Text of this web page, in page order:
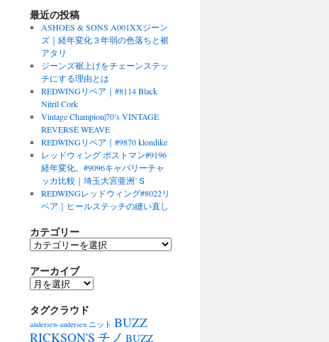
最近の投稿
ASHOES & SONS A001XXジーン
ズ｜経年変化３年弱の色落ちと裾
アタリ
ジーンズ裾上げをチェーンステッ
チにする理由とは
REDWINGリペア｜#8114 Black
Nitril Cork
Vintage Champion|70’s VINTAGE
REVERSE WEAVE
REDWINGリペア｜#9870 klondike
レッドウィング ポストマン#9196
経年変化。#9096キャバリーチャ
ッカ比較｜埼玉大宮亜洲’Ｓ
REDWINGレッドウィング#8022リ
ペア｜ヒールステッチの縫い直し
カテゴリー
カ
ゴ
リ
アーカイブ
ア
カ
イ
ブ
タグクラウド
andersen-andersen ニット BUZZ
RICKSON'S チノ BUZZ